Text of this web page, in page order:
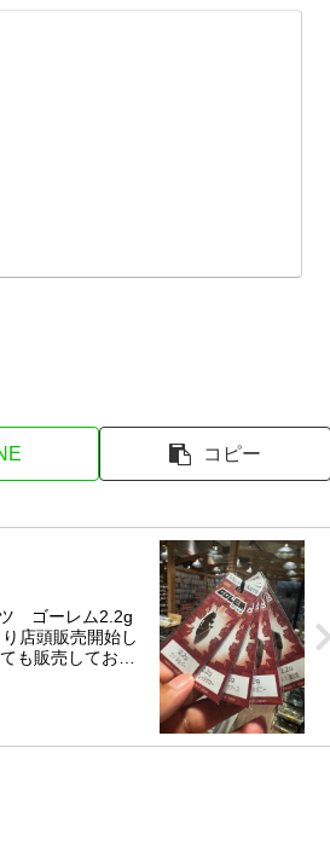
コピー
ゴーレム2.2g
店頭販売開始し
も販売しており